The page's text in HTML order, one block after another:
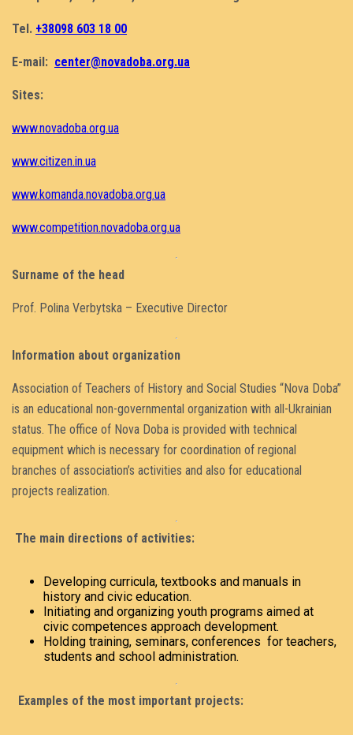
Tel. +38098 603 18 00
E-mail: center@novadoba.org.ua
Sites:
www.novadoba.org.ua
www.citizen.in.ua
www.komanda.novadoba.org.ua
www.competition.novadoba.org.ua
Surname of the head
Prof. Polina Verbytska – Executive Director
Information about organization
Association of Teachers of History and Social Studies “Nova Doba”
is an educational non-governmental organization with all-Ukrainian
status. The office of Nova Doba is provided with technical
equipment which is necessary for coordination of regional
branches of association’s activities and also for educational
projects realization.
The main directions of activities:
Developing curricula, textbooks and manuals in
history and civic education.
Initiating and organizing youth programs aimed at
civic competences approach development.
Holding training, seminars, conferences for teachers,
students and school administration.
Examples of the most important projects: